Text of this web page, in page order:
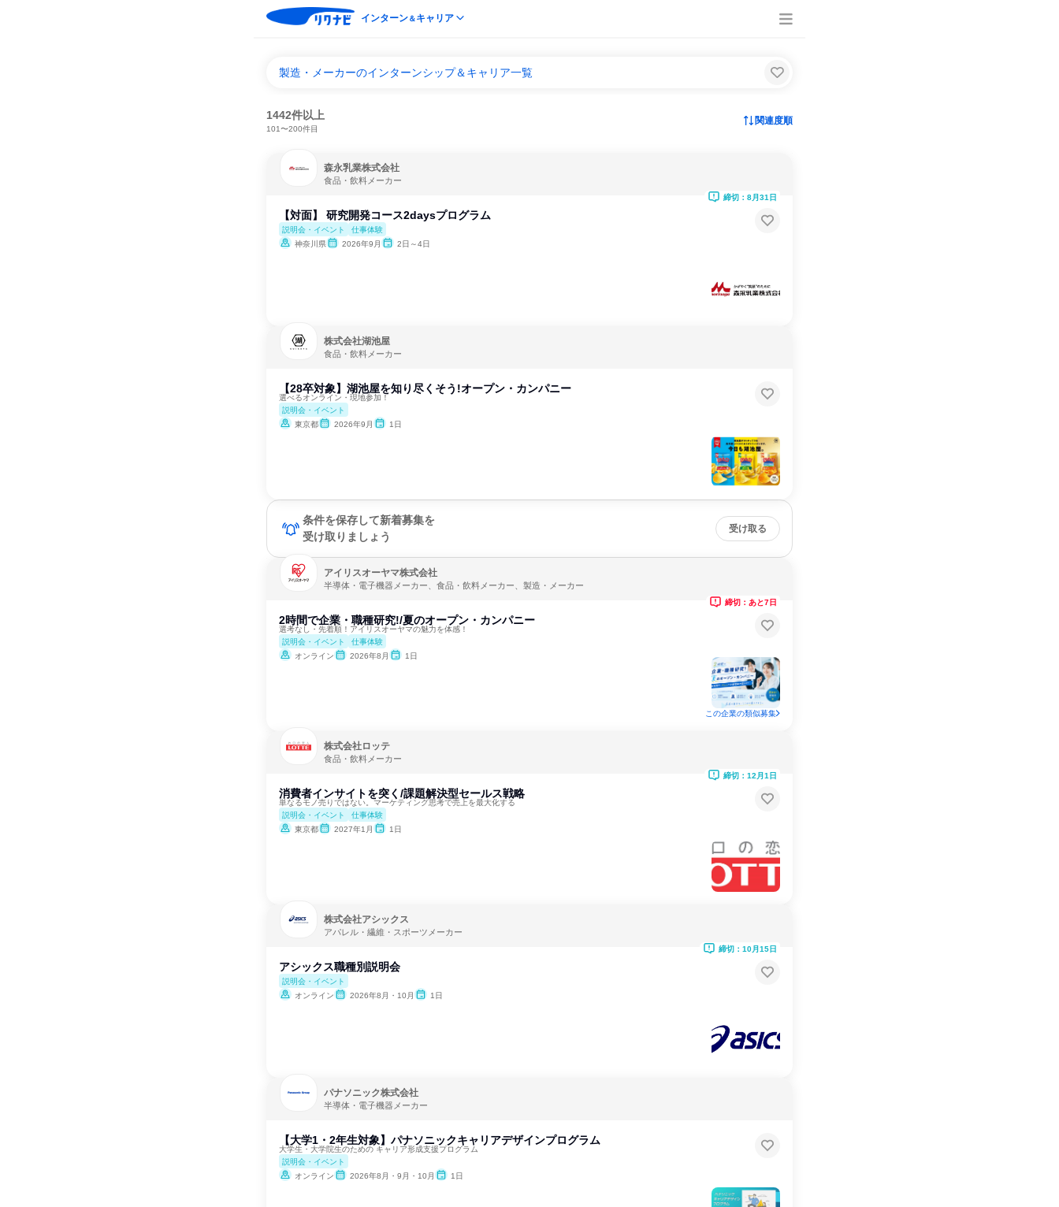
インターン＆キャリア
製造・メーカーのインターンシップ＆キャリア一覧
1442件以上
101〜200件目
関連度順
森永乳業株式会社
食品・飲料メーカー
【対面】 研究開発コース2daysプログラム
説明会・イベント
仕事体験
神奈川県
2026年9月 2日～4日
締切：8月31日
株式会社湖池屋
食品・飲料メーカー
【28卒対象】湖池屋を知り尽くそう!オープン・カンパニー
選べるオンライン・現地参加！
説明会・イベント
東京都
2026年9月 1日
条件を保存して新着募集を
受け取りましょう
受け取る
アイリスオーヤマ株式会社
半導体・電子機器メーカー、食品・飲料メーカー、製造・メーカー
2時間で企業・職種研究!/夏のオープン・カンパニー
選考なし・先着順！アイリスオーヤマの魅力を体感！
説明会・イベント
仕事体験
オンライン
2026年8月 1日
締切：あと7日
この企業の類似募集
株式会社ロッテ
食品・飲料メーカー
消費者インサイトを突く/課題解決型セールス戦略
単なるモノ売りではない。マーケティング思考で売上を最大化する
説明会・イベント
仕事体験
東京都
2027年1月 1日
締切：12月1日
株式会社アシックス
アパレル・繊維・スポーツメーカー
アシックス職種別説明会
説明会・イベント
オンライン
2026年8月・10月 1日
締切：10月15日
パナソニック株式会社
半導体・電子機器メーカー
【大学1・2年生対象】パナソニックキャリアデザインプログラム
大学生・大学院生のための キャリア形成支援プログラム
説明会・イベント
オンライン
2026年8月・9月・10月 1日